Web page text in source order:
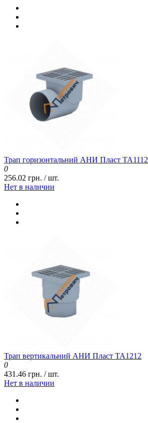
Трап горизонтальний АНИ Пласт ТА1112
0
256.02 грн. / шт.
Нет в наличии
Трап вертикальний АНИ Пласт ТА1212
0
431.46 грн. / шт.
Нет в наличии